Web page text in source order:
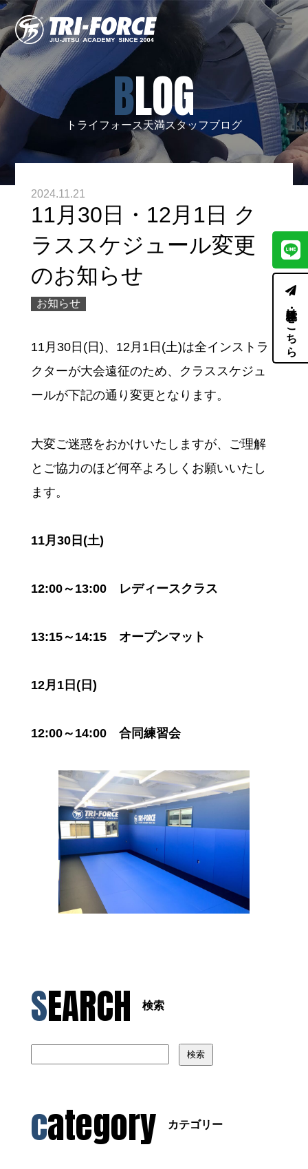
BLOG
トライフォース天満スタッフブログ
2024.11.21
11月30日・12月1日 ク
ラススケジュール変更
のお知らせ
お知らせ
11月30日(日)、12月1日(土)は全インストラ
クターが大会遠征のため、クラススケジュ
ールが下記の通り変更となります。
大変ご迷惑をおかけいたしますが、ご理解
とご協力のほど何卒よろしくお願いいたし
ます。
11月30日(土)
12:00～13:00 レディースクラス
13:15～14:15 オープンマット
12月1日(日)
12:00～14:00 合同練習会
SEARCH 検索
検索
category カテゴリー
体験・見学はこちら